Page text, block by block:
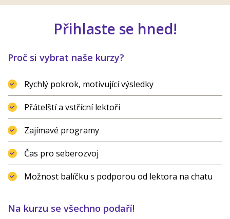
Přihlaste se hned!
Proč si vybrat naše kurzy?
Rychlý pokrok, motivující výsledky
Přátelští a vstřícní lektoři
Zajímavé programy
Čas pro seberozvoj
Možnost balíčku s podporou od lektora na chatu
Na kurzu se všechno podaří!